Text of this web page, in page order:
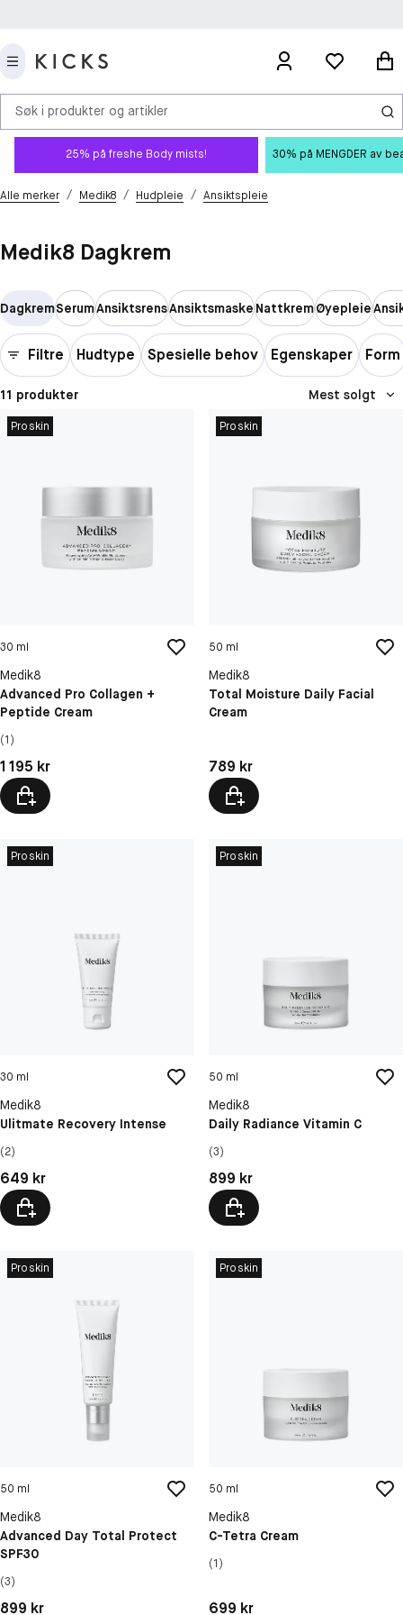
Søk i produkter og artikler
25% på freshe Body mists! 30% på MENGDER av
Alle merker / Medik8 / Hudpleie / Ansiktspleie
Medik8 Dagkrem
DagkremSerumAnsiktsrensAnsiktsmaskeNattkremØyepleie
Filtre Hudtype Spesielle behov Egenskaper Form
11 produkter Mest solgt
Proskin
30 ml
Medik8
Advanced Pro Collagen +
Peptide Cream
(1)
Pris: 1 195 kr
1 195 kr
Proskin
50 ml
Medik8
Total Moisture Daily Facial
Cream
Pris: 789 kr
789 kr
Proskin
30 ml
Medik8
Ulitmate Recovery Intense
(2)
Pris: 649 kr
649 kr
Proskin
50 ml
Medik8
Daily Radiance Vitamin C
(3)
Pris: 899 kr
899 kr
Proskin
50 ml
Medik8
Advanced Day Total Protect
SPF30
(3)
Pris: 899 kr
899 kr
Proskin
50 ml
Medik8
C-Tetra Cream
(1)
Pris: 699 kr
699 kr